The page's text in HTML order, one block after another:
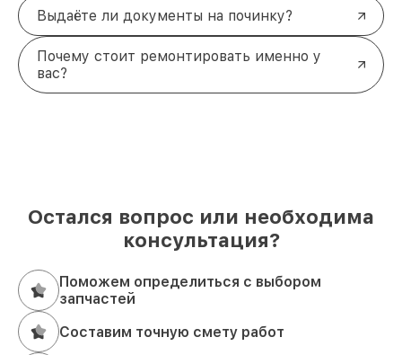
Выдаёте ли документы на починку?
Почему стоит ремонтировать именно у
вас?
Остался вопрос или необходима
консультация?
Поможем определиться с выбором
запчастей
Составим точную смету работ